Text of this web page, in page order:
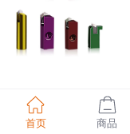
首页 商品